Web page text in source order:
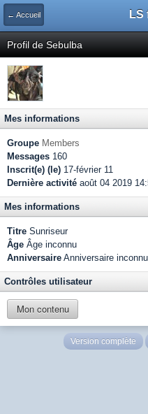
← Accueil LS
Profil de Sebulba
Mes informations
Groupe Members
Messages 160
Inscrit(e) (le) 17-février 11
Dernière activité août 04 2019
Mes informations
Titre Sunriseur
Âge Âge inconnu
Anniversaire Anniversaire inconnu
Contrôles utilisateur
Mon contenu
Version complète